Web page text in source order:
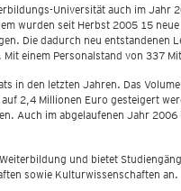
Universität auch im
wurden seit Herbst 2005 15
Die dadurch neu
einem Personalstand von 337
in den letzten Jahren. Das
2,4 Millionen Euro gesteigert
Auch im abgelaufenen Jahr
und bietet
sowie Kulturwissenschaften